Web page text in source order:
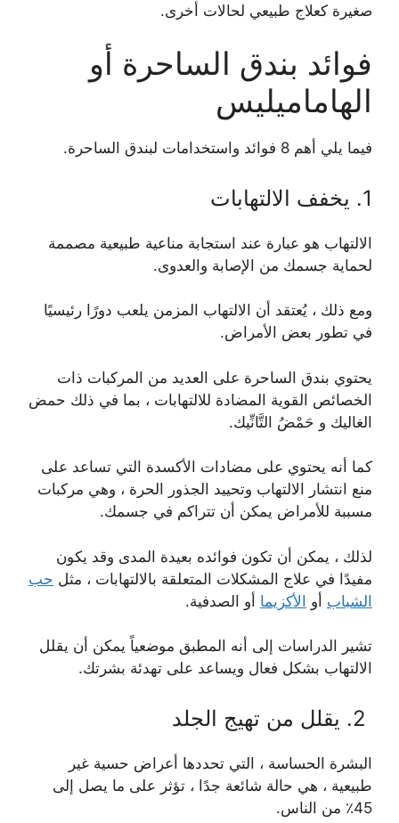
صغيرة كعلاج طبيعي لحالات أخرى.
فوائد بندق الساحرة أو
الهاماميليس
فيما يلي أهم 8 فوائد واستخدامات لبندق الساحرة.
1. يخفف الالتهابات
الالتهاب هو عبارة عند استجابة مناعية طبيعية مصممة
لحماية جسمك من الإصابة والعدوى.
ومع ذلك ، يُعتقد أن الالتهاب المزمن يلعب دورًا رئيسيًا
في تطور بعض الأمراض.
يحتوي بندق الساحرة على العديد من المركبات ذات
الخصائص القوية المضادة للالتهابات ، بما في ذلك حمض
الغاليك و حَمْضُ التَّانِّيك.
كما أنه يحتوي على مضادات الأكسدة التي تساعد على
منع انتشار الالتهاب وتحييد الجذور الحرة ، وهي مركبات
مسببة للأمراض يمكن أن تتراكم في جسمك.
لذلك ، يمكن أن تكون فوائده بعيدة المدى وقد يكون
مفيدًا في علاج المشكلات المتعلقة بالالتهابات ، مثل حب
الشباب أو الأكزيما أو الصدفية.
تشير الدراسات إلى أنه المطبق موضعياً يمكن أن يقلل
الالتهاب بشكل فعال ويساعد على تهدئة بشرتك.
البشرة الحساسة ، التي تحددها أعراض حسية غير
طبيعية ، هي حالة شائعة جدًا ، تؤثر على ما يصل إلى
45٪ من الناس.